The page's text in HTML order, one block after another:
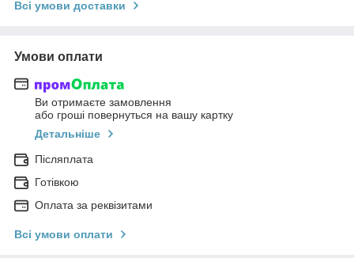
Всі умови доставки
Умови оплати
Ви отримаєте замовлення
або гроші повернуться на вашу картку
Детальніше
Післяплата
Готівкою
Оплата за реквізитами
Всі умови оплати